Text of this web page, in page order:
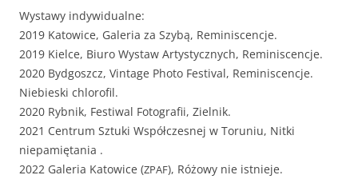
Wys­tawy indywidualne:
2019 Katow­ice, Gale­ria za Szy­bą, Reminiscencje.
2019 Kielce, Biuro Wys­taw Artysty­cznych, Reminiscencje.
2020 Byd­goszcz, Vin­tage Pho­to Fes­ti­val, Rem­i­nis­cenc­je.
Niebies­ki chlorofil.
2020 Ryb­nik, Fes­ti­w­al Fotografii, Zielnik.
2021 Cen­trum Sztu­ki Współczes­nej w Toruniu, Nit­ki
niepamiętania .
2022 Gale­ria Katow­ice (ZPAF), Różowy nie istnieje.